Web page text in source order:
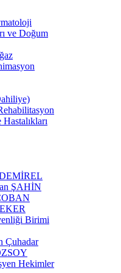
ve Doğum
ŞAHİN
Birimi
Çuhadar
Hekimler